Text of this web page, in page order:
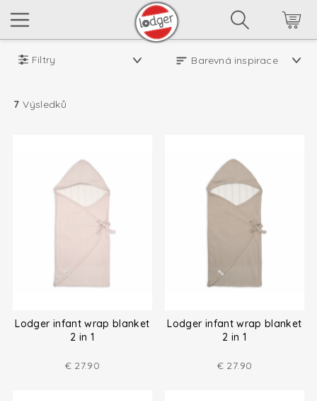
Filtry
7 Výsledků
Lodger infant wrap blanket
2 in 1
€ 27.90
Lodger infant wrap blanket
2 in 1
€ 27.90